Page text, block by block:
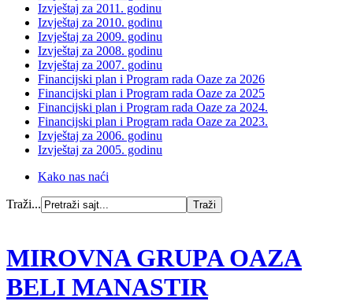
Izvještaj za 2011. godinu
Izvještaj za 2010. godinu
Izvještaj za 2009. godinu
Izvještaj za 2008. godinu
Izvještaj za 2007. godinu
Financijski plan i Program rada Oaze za 2026
Financijski plan i Program rada Oaze za 2025
Financijski plan i Program rada Oaze za 2024.
Financijski plan i Program rada Oaze za 2023.
Izvještaj za 2006. godinu
Izvještaj za 2005. godinu
Kako nas naći
Traži...
MIROVNA GRUPA OAZA
BELI MANASTIR